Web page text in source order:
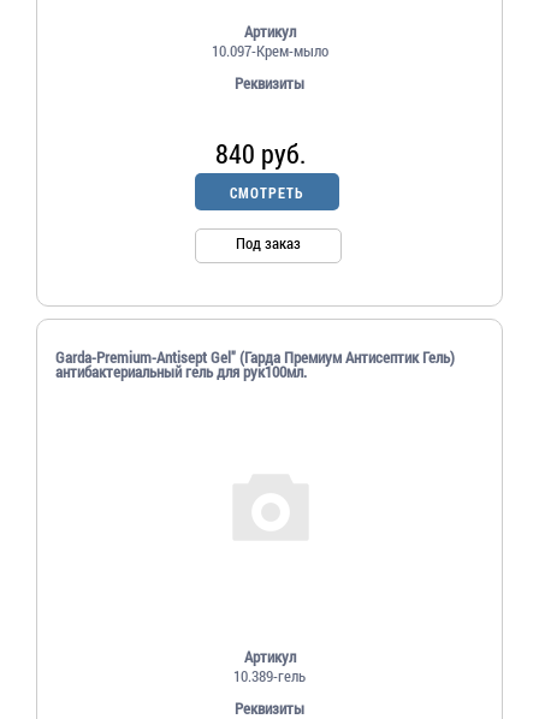
Артикул
10.097-Крем-мыло
Реквизиты
840 руб.
СМОТРЕТЬ
Под заказ
Garda-Premium-Antisept Gel" (Гарда Премиум Антисептик Гель)
антибактериальный гель для рук100мл.
Артикул
10.389-гель
Реквизиты